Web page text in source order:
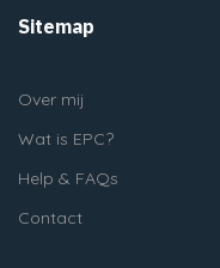
Sitemap
Over mij
Wat is EPC?
Help & FAQs
Contact